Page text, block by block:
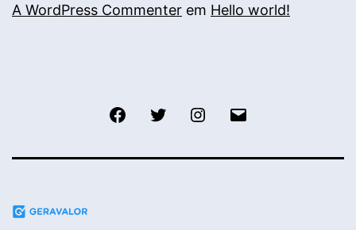
A WordPress Commenter em Hello world!
FacebookTwitter Instagram